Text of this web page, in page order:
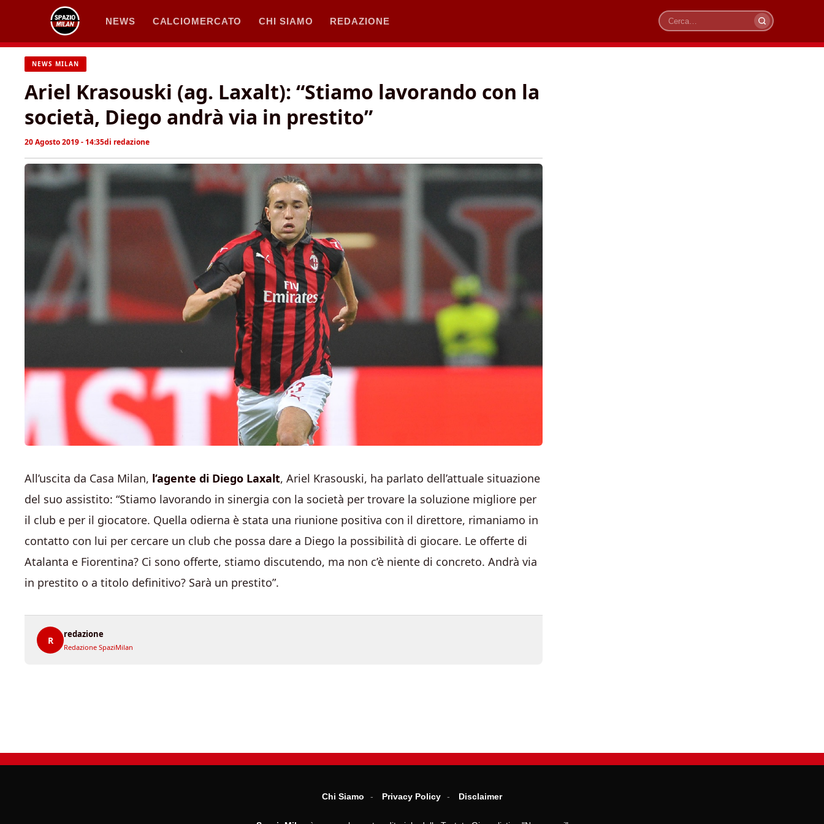
contenuto
NEWS CALCIOMERCATO CHI SIAMO REDAZIONE
Cerca
NEWS MILAN
Ariel Krasouski (ag. Laxalt): “Stiamo lavorando con la
società, Diego andrà via in prestito”
20 Agosto 2019 - 14:35di redazione
All’uscita da Casa Milan, l’agente di Diego Laxalt, Ariel Krasouski, ha parlato dell’attuale situazione
del suo assistito: “Stiamo lavorando in sinergia con la società per trovare la soluzione migliore per
il club e per il giocatore. Quella odierna è stata una riunione positiva con il direttore, rimaniamo in
contatto con lui per cercare un club che possa dare a Diego la possibilità di giocare. Le offerte di
Atalanta e Fiorentina? Ci sono offerte, stiamo discutendo, ma non c’è niente di concreto. Andrà via
in prestito o a titolo definitivo? Sarà un prestito”.
R
redazione
Redazione SpaziMilan
Chi Siamo Privacy Policy Disclaimer